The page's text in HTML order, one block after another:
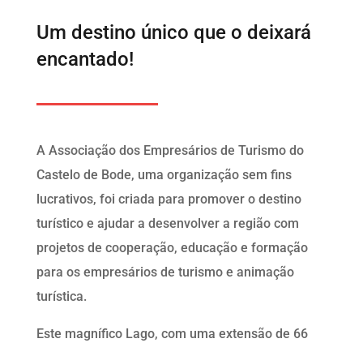
Um destino único que o deixará
encantado!
A Associação dos Empresários de Turismo do
Castelo de Bode, uma organização sem fins
lucrativos, foi criada para promover o destino
turístico e ajudar a desenvolver a região com
projetos de cooperação, educação e formação
para os empresários de turismo e animação
turística.
Este magnífico Lago, com uma extensão de 66